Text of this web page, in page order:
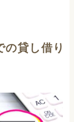
の貸し借り